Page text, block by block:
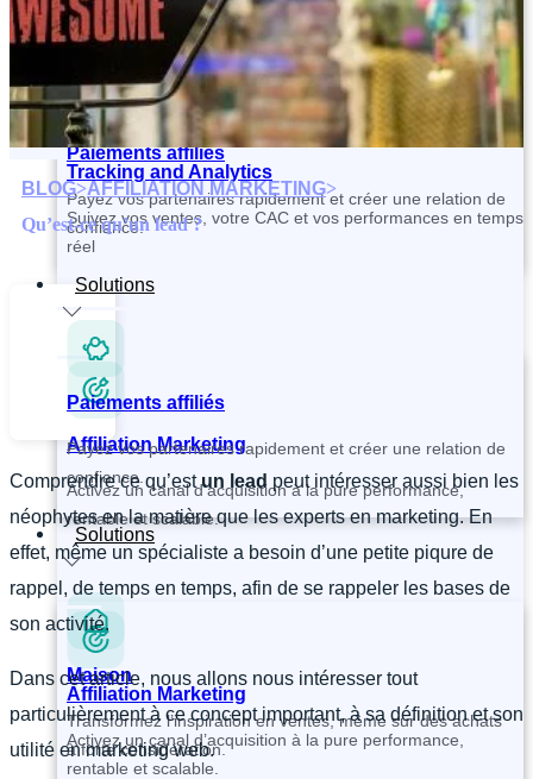
Paiements affiliés
Payez vos partenaires rapidement et créer une relation de
confiance.
Solutions
Affiliation Marketing
Activez un canal d’acquisition à la pure performance,
rentable et scalable.
Maison
Transformez l’inspiration en ventes, même sur des achats
à forte considération.
Contactez et recrutez vos partenaires plus rapidement
Tracking and Analytics
Suivez vos ventes, votre CAC et vos performances en temps
réel
Paiements affiliés
Payez vos partenaires rapidement et créer une relation de
confiance.
Solutions
Affiliation Marketing
Activez un canal d’acquisition à la pure performance,
rentable et scalable.
BLOG>AFFILIATION MARKETING>
Qu’est-ce qu’un lead ?
Comprendre ce qu’estun lead peut intéresser aussi bien les
néophytes en la matière que les experts en marketing. En
effet, même un spécialiste a besoin d’une petite piqure de
rappel, de temps en temps, afin de se rappeler les bases de
son activité.
Dans cet article, nous allons nous intéresser tout
particulièrement à ce concept important, à sa définition et son
utilité en marketing web.